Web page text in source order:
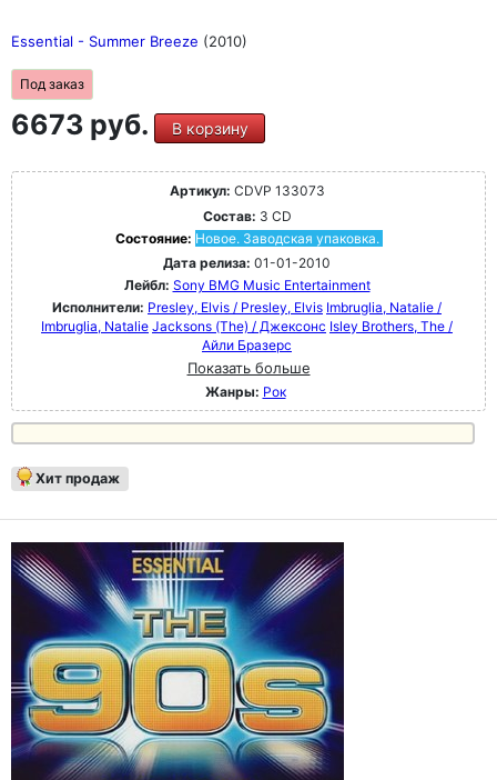
Essential - Summer Breeze (2010)
Под заказ
6673 руб. В корзину
Артикул: CDVP 133073
Состав: 3 CD
Состояние: Новое. Заводская упаковка.
Дата релиза: 01-01-2010
Лейбл: Sony BMG Music Entertainment
Исполнители: Presley, Elvis / Presley, Elvis Imbruglia, Natalie /
Imbruglia, Natalie Jacksons (The) / Джексонс Isley Brothers, The /
Айли Бразерс
Показать больше
Жанры: Рок
Хит продаж